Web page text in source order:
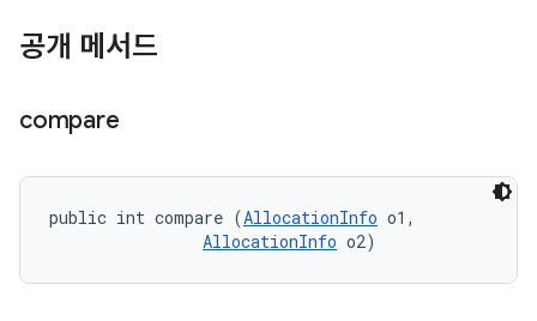
공개 메서드
compare
public int compare (AllocationInfo o1,
AllocationInfo o2)